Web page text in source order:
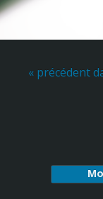
« précédent